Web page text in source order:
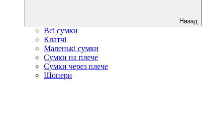
Назад
Всі сумки
Клатчі
Маленькі сумки
Сумки на плече
Сумки через плече
Шопери